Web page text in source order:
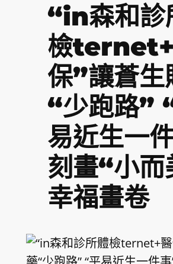
“in森和診
檢
保”讓蒼生
“少跑路”
易近生一
刻畫“小而
幸福畫卷